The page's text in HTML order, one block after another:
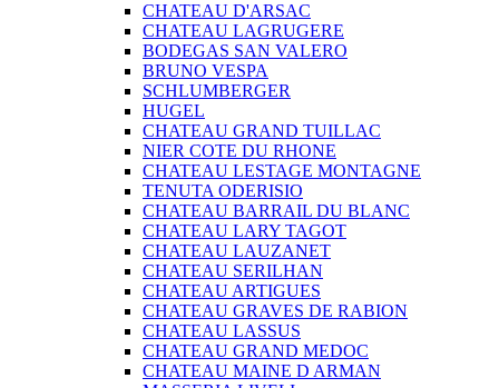
CHATEAU D'ARSAC
CHATEAU LAGRUGERE
BODEGAS SAN VALERO
BRUNO VESPA
SCHLUMBERGER
HUGEL
CHATEAU GRAND TUILLAC
NIER COTE DU RHONE
CHATEAU LESTAGE MONTAGNE
TENUTA ODERISIO
CHATEAU BARRAIL DU BLANC
CHATEAU LARY TAGOT
CHATEAU LAUZANET
CHATEAU SERILHAN
CHATEAU ARTIGUES
CHATEAU GRAVES DE RABION
CHATEAU LASSUS
CHATEAU GRAND MEDOC
CHATEAU MAINE D ARMAN